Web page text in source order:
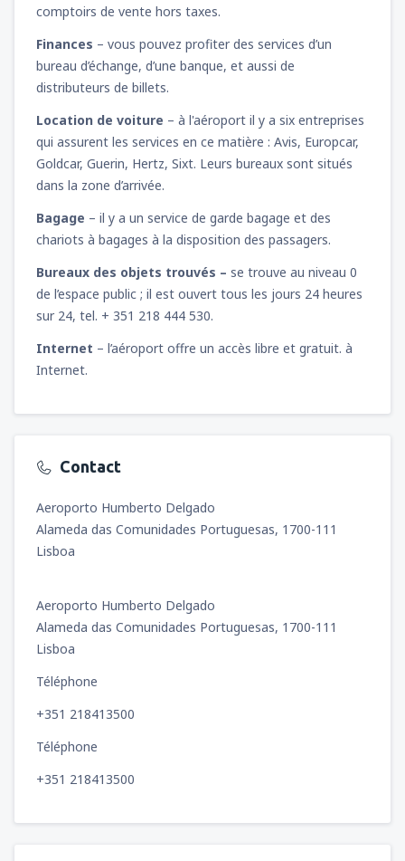
comptoirs de vente hors taxes.
Finances – vous pouvez profiter des services d’un
bureau d’échange, d’une banque, et aussi de
distributeurs de billets.
Location de voiture – à l'aéroport il y a six entreprises
qui assurent les services en ce matière : Avis, Europcar,
Goldcar, Guerin, Hertz, Sixt. Leurs bureaux sont situés
dans la zone d’arrivée.
Bagage – il y a un service de garde bagage et des
chariots à bagages à la disposition des passagers.
Bureaux des objets trouvés – se trouve au niveau 0
de l’espace public ; il est ouvert tous les jours 24 heures
sur 24, tel. + 351 218 444 530.
Internet – l’aéroport offre un accès libre et gratuit. à
Internet.
Contact
Aeroporto Humberto Delgado
Alameda das Comunidades Portuguesas, 1700-111
Lisboa
Aeroporto Humberto Delgado
Alameda das Comunidades Portuguesas, 1700-111
Lisboa
Téléphone
+351 218413500
Téléphone
+351 218413500